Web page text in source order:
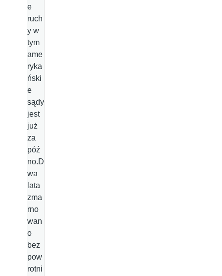
e
ruch
y w
tym
ame
ryka
ński
e
sądy
jest
już
za
póź
no.D
wa
lata
zma
rno
wan
o
bez
pow
rotni